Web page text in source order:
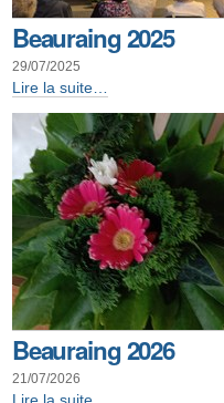
Beauraing 2025
29/07/2025
Beauraing
Lire la suite…
Beauraing 2026
21/07/2026
Beauraing
Lire la suite…